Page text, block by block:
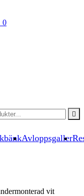
Avloppsgaller

0
vit